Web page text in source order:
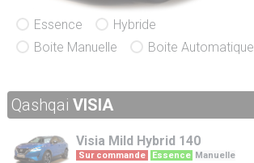
Essence
Hybride
Boite Manuelle
Boite Automatique
Qashqai VISIA
Visia Mild Hybrid 140
Sur commande Essence Manuelle